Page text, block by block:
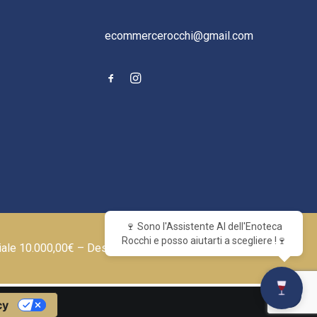
ecommercerocchi@gmail.com
10.000,00€ – Designed by
🍷 Sono l'Assistente AI dell'Enoteca
Rocchi e posso aiutarti a scegliere !🍷